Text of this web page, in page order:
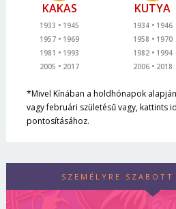
KAKAS
1933
1945
1957
1969
1981
1993
2005
2017
KUTYA
1934
1946
1958
1970
1982
1994
2006
2018
*Mivel Kínában a holdhónapok
vagy februári születésű vagy, kattints
pontosításához.
SZEMÉLYRE